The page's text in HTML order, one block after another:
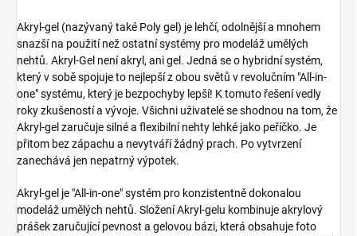
Akryl-gel (nazývaný také Poly gel) je lehčí, odolnější a mnohem
snazší na použití než ostatní systémy pro modeláž umělých
nehtů. Akryl-Gel není akryl, ani gel. Jedná se o hybridní systém,
který v sobě spojuje to nejlepší z obou světů v revolučním "All-in-
one" systému, který je bezpochyby lepší! K tomuto řešení vedly
roky zkušeností a vývoje. Všichni uživatelé se shodnou na tom, že
Akryl-gel zaručuje silné a flexibilní nehty lehké jako peříčko. Je
přitom bez zápachu a nevytváří žádný prach. Po vytvrzení
zanechává jen nepatrný výpotek.
Akryl-gel je "All-in-one" systém pro konzistentně dokonalou
modeláž umělých nehtů. Složení Akryl-gelu kombinuje akrylový
prášek zaručující pevnost a gelovou bázi, která obsahuje foto